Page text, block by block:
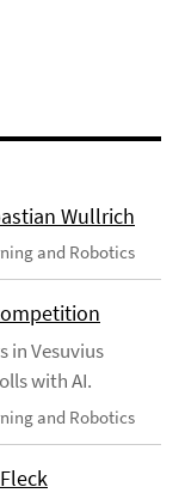
Wullrich
and Robotics
in Vesuvius
with AI.
and Robotics